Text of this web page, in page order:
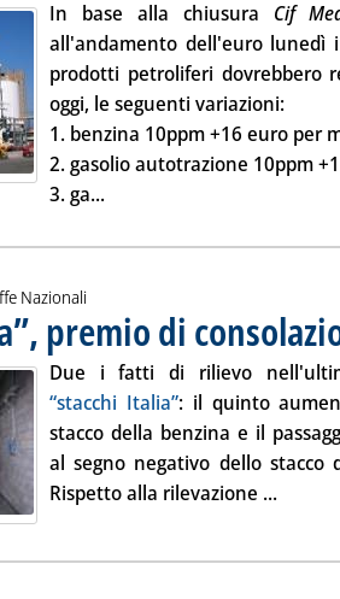
In base alla chiusura Cif
all'andamento dell'euro lunedì
prodotti petroliferi dovrebbero
oggi, le seguenti variazioni:
1. benzina 10ppm+16 euro per
2.gasolio autotrazione 10ppm
3.ga...Leggi tutta la notizia:
Nazionali
premio di
Due i fatti di rilievo
“stacchi Italia”: il quinto
stacco della benzina e il
al segno negativo dello stacco
Rispetto alla rilevazione ...Leggi